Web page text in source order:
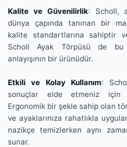
Kalite ve Güvenilirlik: Scholl,
dünya çapında tanınan bir
kalite standartlarına sahiptir
Scholl Ayak Törpüsü de
anlayışının bir ürünüdür.
Etkili ve Kolay Kullanım:
sonuçlar elde etmeniz için
Ergonomik bir şekle sahip olan
ve ayaklarınıza rahatlıkla
nazikçe temizlerken aynı
sunar.